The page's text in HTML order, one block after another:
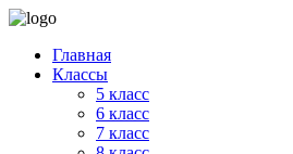
Главная
Классы
5 класс
6 класс
7 класс